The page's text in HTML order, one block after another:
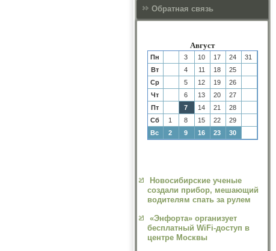
Обратная связь
Август
Пн 3 10 17 24
31
Вт
4 11 18
25
Ср
5 12 19
26
Чт
6 13 20
27
Пт
7 14 21
28
Сб
1 8 15 22
29
Вс
2 9 16 23 30
Новосибирские ученые
создали прибор, мешающий
водителям спать за рулем
«Энфорта» организует
бесплатный WiFi-доступ в
центре Москвы